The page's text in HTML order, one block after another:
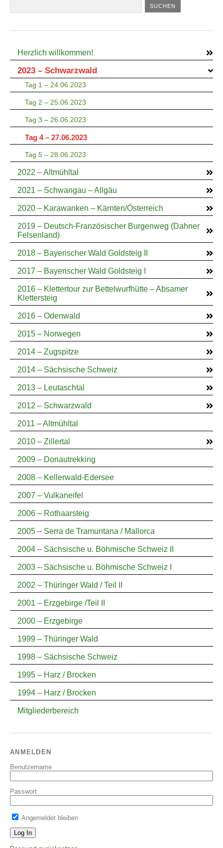
Herzlich willkommen!
2023 – Schwarzwald
Tag 1 – 24.06.2023
Tag 2 – 25.06.2023
Tag 3 – 26.06.2023
Tag 4 – 27.06.2023
Tag 5 – 28.06.2023
2022 – Altmühltal
2021 – Schwangau – Allgäu
2020 – Karawanken – Kärnten/Österreich
2019 – Deutsch-Französischer Burgenweg (Dahner
Felsenland)
2018 – Bayerischer Wald Goldsteig II
2017 – Bayerischer Wald Goldsteig I
2016 – Klettertour zur Bettelwurfhütte – Absamer
Klettersteig
2016 – Odenwald
2015 – Norwegen
2014 – Zugspitze
2014 – Sächsische Schweiz
2013 – Leutaschtal
2012 – Schwarzwald
2011 – Altmühltal
2010 – Zillertal
2009 – Donautrekking
2008 – Kellerwald-Edersee
2007 – Vulkaneifel
2006 – Rothaarsteig
2005 – Serra de Tramuntana / Mallorca
2004 – Sächsische u. Böhmische Schweiz II
2003 – Sächsische u. Böhmische Schweiz I
2002 – Thüringer Wald / Teil II
2001 – Erzgebirge /Teil II
2000 – Erzgebirge
1999 – Thüringer Wald
1998 – Sächsische Schweiz
1995 – Harz / Brocken
1994 – Harz / Brocken
Mitgliederbereich
ANMELDEN
Benutzername
Passwort
Angemeldet bleiben